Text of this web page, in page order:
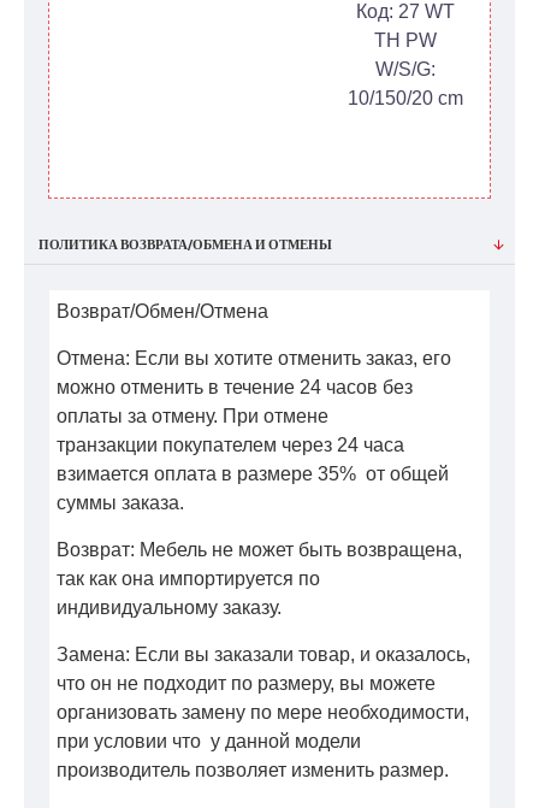
Код: 27 WT
TH PW
W/S/G:
10/150/20 cm
ПОЛИТИКА ВОЗВРАТА/ОБМЕНА И ОТМЕНЫ
Возврат/Обмен/Отмена
Отмена: Если вы хотите отменить заказ, его
можно отменить в течение 24 часов без
оплаты за отмену. При отмене
транзакции покупателем через 24 часа
взимается оплата в размере 35% от общей
суммы заказа.
Возврат: Мебель не может быть возвращена,
так как она импортируется по
индивидуальному заказу.
Замена: Если вы заказали товар, и оказалось,
что он не подходит по размеру, вы можете
организовать замену по мере необходимости,
при условии что у данной модели
производитель позволяет изменить размер.